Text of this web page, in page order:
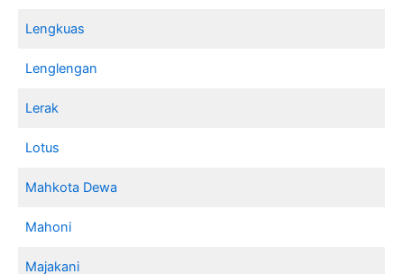
Lengkuas
Lenglengan
Lerak
Lotus
Mahkota Dewa
Mahoni
Majakani